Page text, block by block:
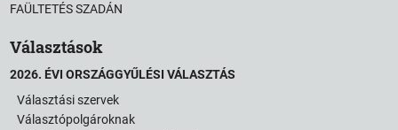
FAÜLTETÉS SZADÁN
Választások
2026. ÉVI ORSZÁGGYŰLÉSI VÁLASZTÁS
Választási szervek
Választópolgároknak